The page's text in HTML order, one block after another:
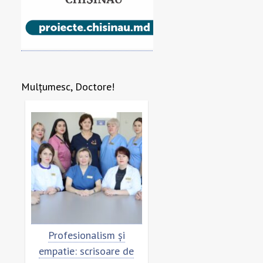
Mulțumesc, Doctore!
Profesionalism și
empatie: scrisoare de